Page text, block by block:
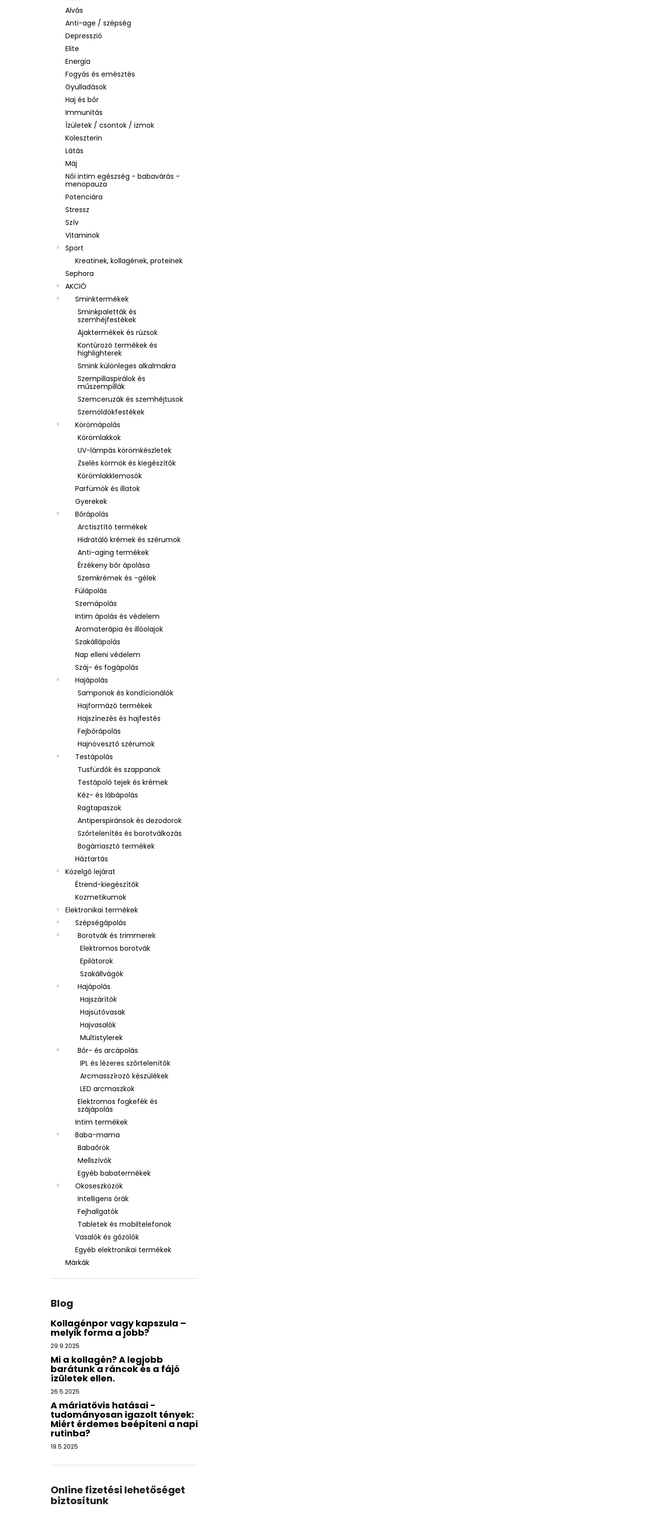
Alvás
Anti-age / szépség
Depresszió
Elite
Energia
Fogyás és emésztés
Gyulladások
Haj és bőr
Immunitás
Ízületek / csontok / izmok
Koleszterin
Látás
Máj
Női intim egészség - babavárás -
menopauza
Potenciára
Stressz
Szív
Vitaminok
Sport
Kreatinek, kollagének, proteinek
Sephora
AKCIÓ
Sminktermékek
Sminkpaletták és
szemhéjfestékek
Ajaktermékek és rúzsok
Kontúrozó termékek és
highlighterek
Smink különleges alkalmakra
Szempillaspirálok és
műszempillák
Szemceruzák és szemhéjtusok
Szemöldökfestékek
Körömápolás
Körömlakkok
UV-lámpás körömkészletek
Zselés körmök és kiegészítők
Körömlakklemosók
Parfümök és illatok
Gyerekek
Bőrápolás
Arctisztító termékek
Hidratáló krémek és szérumok
Anti-aging termékek
Érzékeny bőr ápolása
Szemkrémek és -gélek
Fülápolás
Szemápolás
Intim ápolás és védelem
Aromaterápia és illóolajok
Szakállápolás
Nap elleni védelem
Száj- és fogápolás
Hajápolás
Samponok és kondícionálók
Hajformázó termékek
Hajszínezés és hajfestés
Fejbőrápolás
Hajnövesztő szérumok
Testápolás
Tusfürdők és szappanok
Testápoló tejek és krémek
Kéz- és lábápolás
Ragtapaszok
Antiperspiránsok és dezodorok
Szőrtelenítés és borotválkozás
Bogárriasztó termékek
Háztartás
Közelgő lejárat
Étrend-kiegészítők
Kozmetikumok
Elektronikai termékek
Szépségápolás
Borotvák és trimmerek
Elektromos borotvák
Epilátorok
Szakállvágók
Hajápolás
Hajszárítók
Hajsütővasak
Hajvasalók
Multistylerek
Bőr- és arcápolás
IPL és lézeres szőrtelenítők
Arcmasszírozó készülékek
LED arcmaszkok
Elektromos fogkefék és
szájápolás
Intim termékek
Baba-mama
Babaőrök
Mellszívók
Egyéb babatermékek
Okoseszközök
Intelligens órák
Fejhallgatók
Tabletek és mobiltelefonok
Vasalók és gőzölők
Egyéb elektronikai termékek
Márkák
Blog
Kollagénpor vagy kapszula –
melyik forma a jobb?
29.9.2025
Mi a kollagén? A legjobb
barátunk a ráncok és a fájó
ízületek ellen.
26.5.2025
A máriatövis hatásai -
tudományosan igazolt tények:
Miért érdemes beépíteni a napi
rutinba?
19.5.2025
Online fizetési lehetőséget
biztosítunk
LA ROCHE-POSAY B5 RÁNCTALANÍTÓ
SZÉRUM ÉRZÉKENY BŐRRE, 10 ML
1 760 Ft
Korábbi: 4 580 Ft